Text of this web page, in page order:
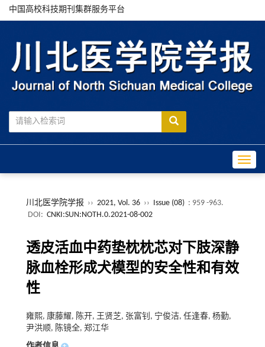
中国高校科技期刊集群服务平台
川北医学院学报 ›› 2021, Vol. 36 ›› Issue (08) : 959 -963.
DOI: CNKI:SUN:NOTH.0.2021-08-002
透皮活血中药垫枕枕芯对下肢深静
脉血栓形成犬模型的安全性和有效
性
雍熙, 康藤耀, 陈开, 王贤芝, 张富钊, 宁俊洁, 任逢春, 杨勤,
尹洪顺, 陈镜全, 郑江华